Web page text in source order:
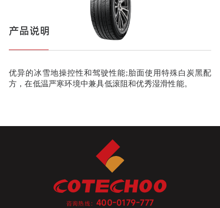
产品说明
优异的冰雪地操控性和驾驶性能;胎面使用特殊白炭黑配
方，在低温严寒环境中兼具低滚阻和优秀湿滑性能。
咨询热线：400-0179-777